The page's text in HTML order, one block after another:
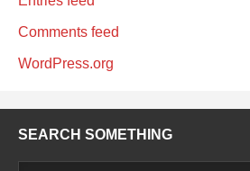
Comments feed
WordPress.org
SEARCH SOMETHING